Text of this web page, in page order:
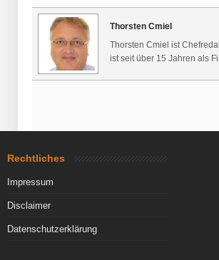
Thorsten Cmiel
Thorsten Cmiel ist
ist seit über 15 Jahren als
Rechtliches
Impressum
Disclaimer
Datenschutzerklärung